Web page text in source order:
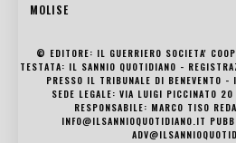
MOLISE
© EDITORE: IL GUERRIERO SOCIETA'
TESTATA: IL SANNIO QUOTIDIANO -
PRESSO IL TRIBUNALE DI BENEVENTO
SEDE LEGALE: VIA LUIGI PICCINATO 20
RESPONSABILE: MARCO TISO
INFO@ILSANNIOQUOTIDIANO.IT